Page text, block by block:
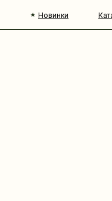
Новинки